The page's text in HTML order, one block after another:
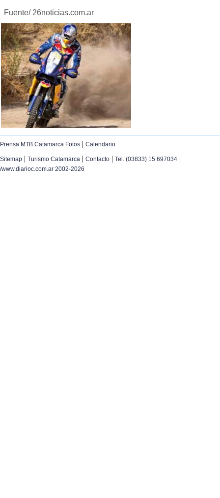
Fuente/ 26noticias.com.ar
Prensa MTB Catamarca Fotos | Calendario
Sitemap | Turismo Catamarca | Contacto | Tel. (03833) 15 697034 |
/www.diarioc.com.ar 2002-2026